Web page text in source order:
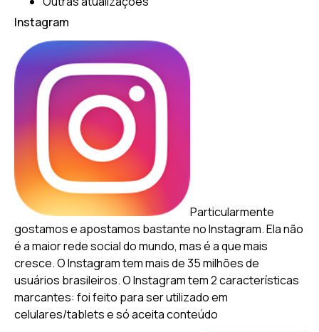
Instagram
Particularmente
gostamos e apostamos bastante no Instagram. Ela não
é a maior rede social do mundo, mas é a que mais
cresce. O Instagram tem mais de 35 milhões de
usuários brasileiros. O Instagram tem 2 características
marcantes: foi feito para ser utilizado em
celulares/tablets e só aceita conteúdo